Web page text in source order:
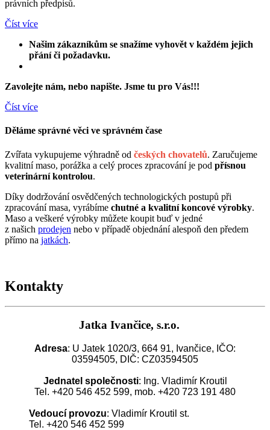
právních předpisů.
Číst více
Našim zákazníkům se snažíme vyhovět v každém jejich
přání či požadavku.
Zavolejte nám, nebo napište. Jsme tu pro Vás!!!
Číst více
Děláme správné věci ve správném čase
Zvířata vykupujeme výhradně od českých chovatelů. Zaručujeme
kvalitní maso, porážka a celý proces zpracování je pod přísnou
veterinární kontrolou.
Díky dodržování osvědčených technologických postupů při
zpracování masa, vyrábíme chutné a kvalitní koncové výrobky.
Maso a veškeré výrobky můžete koupit buď v jedné
z našich prodejen nebo v případě objednání alespoň den předem
přímo na jatkách.
Kontakty
Jatka Ivančice, s.r.o.
Adresa: U Jatek 1020/3, 664 91, Ivančice, IČO:
03594505, DIČ: CZ03594505
Jednatel společnosti: Ing. Vladimír Kroutil
Tel. +420 546 452 599, mob. +420 723 191 480
Vedoucí provozu: Vladimír Kroutil st.
Tel. +420 546 452 599